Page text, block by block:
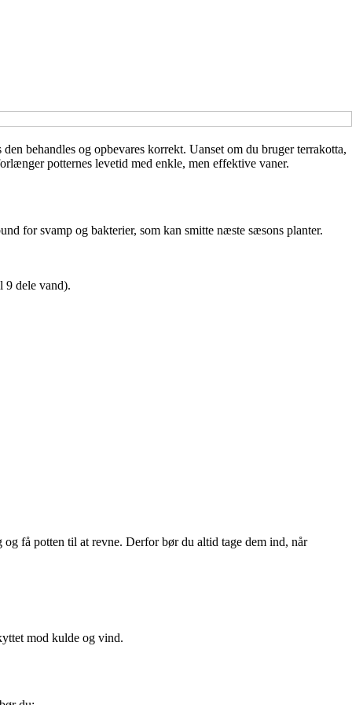
behandles og opbevares korrekt. Uanset om du bruger terrakotta,
potternes levetid med enkle, men effektive vaner.
for svamp og bakterier, som kan smitte næste sæsons planter.
9 dele vand).
få potten til at revne. Derfor bør du altid tage dem ind, når
mod kulde og vind.